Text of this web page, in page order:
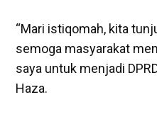
“Mari istiqomah, kita
semoga masyarakat
saya untuk menjadi
Haza.